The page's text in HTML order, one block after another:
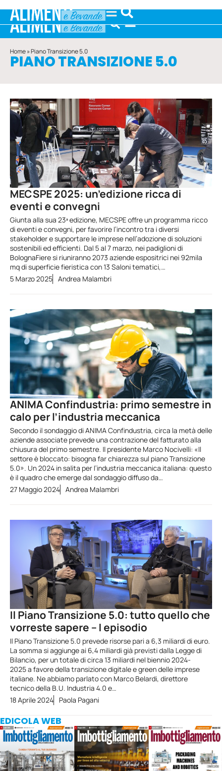
Home»Piano Transizione 5.0
PIANO TRANSIZIONE 5.0
MECSPE 2025: un’edizione ricca di
eventi e convegni
Giunta alla sua 23ª edizione, MECSPE offre un programma ricco
di eventi e convegni, per favorire l’incontro tra i diversi
stakeholder e supportare le imprese nell’adozione di soluzioni
sostenibili ed efficienti. Dal 5 al 7 marzo, nei padiglioni di
BolognaFiere si riuniranno 2073 aziende espositrici nei 92mila
mq di superficie fieristica con 13 Saloni tematici,…
5 Marzo 2025 Andrea Malambri
ANIMA Confindustria: primo semestre in
calo per l’industria meccanica
Secondo il sondaggio di ANIMA Confindustria, circa la metà delle
aziende associate prevede una contrazione del fatturato alla
chiusura del primo semestre. Il presidente Marco Nocivelli: «Il
settore è bloccato: bisogna far chiarezza sul piano Transizione
5.0». Un 2024 in salita per l’industria meccanica italiana: questo
è il quadro che emerge dal sondaggio diffuso da…
27 Maggio 2024 Andrea Malambri
Il Piano Transizione 5.0: tutto quello che
vorreste sapere – I episodio
Il Piano Transizione 5.0 prevede risorse pari a 6,3 miliardi di euro.
La somma si aggiunge ai 6,4 miliardi già previsti dalla Legge di
Bilancio, per un totale di circa 13 miliardi nel biennio 2024-
2025 a favore della transizione digitale e green delle imprese
italiane. Ne abbiamo parlato con Marco Belardi, direttore
tecnico della B.U. Industria 4.0 e…
18 Aprile 2024
Paola Pagani
EDICOLA WEB